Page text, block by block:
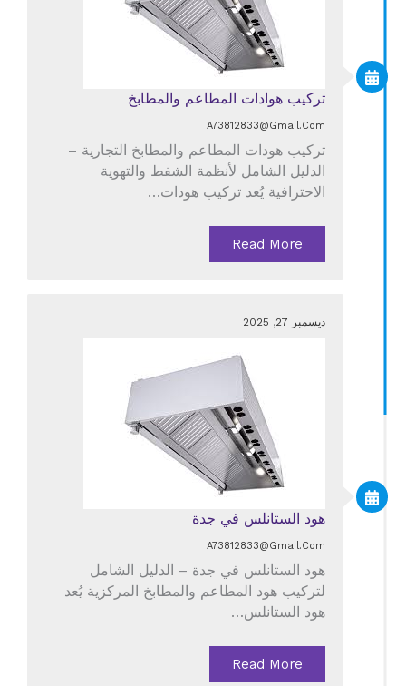
تركيب هوادات المطاعم والمطابخ
A73812833@gmail.com
تركيب هودات المطاعم والمطابخ التجارية –
الدليل الشامل لأنظمة الشفط والتهوية
الاحترافية يُعد تركيب هودات…
Read More
ديسمبر 27, 2025
هود الستانلس في جدة
A73812833@gmail.com
هود الستانلس في جدة – الدليل الشامل
لتركيب هود المطاعم والمطابخ المركزية يُعد
هود الستانلس…
Read More